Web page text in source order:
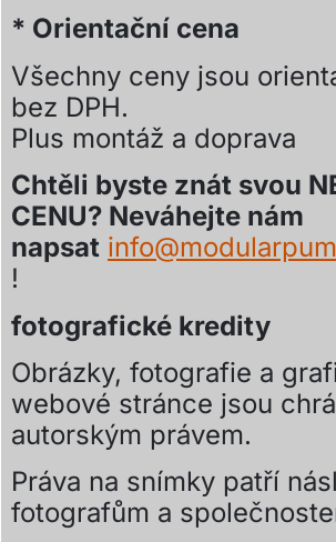
* Orientační cena
Všechny ceny jsou
bez DPH.
Plus montáž a doprava
Chtěli byste znát svou
CENU? Neváhejte nám
napsat
!
fotografické kredity
Obrázky, fotografie a
webové stránce jsou
autorským právem.
Práva na snímky patří
fotografům a